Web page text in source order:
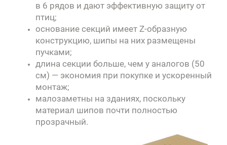
в 6 рядов и дают эффективную защиту от
птиц;
основание секций имеет Z-образную
конструкцию, шипы на них размещены
пучками;
длина секции больше, чем у аналогов (50
см) — экономия при покупке и ускоренный
монтаж;
малозаметны на зданиях, поскольку
материал шипов почти полностью
прозрачный.